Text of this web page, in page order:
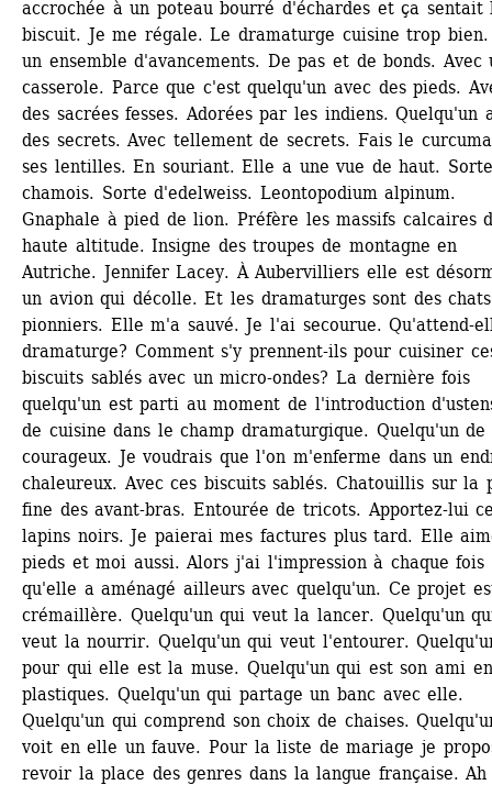
accrochée à un poteau bourré d'échardes et ça sentait
biscuit. Je me régale. Le dramaturge cuisine trop bien.
un ensemble d'avancements. De pas et de bonds. Avec
casserole. Parce que c'est quelqu'un avec des pieds.
des sacrées fesses. Adorées par les indiens. Quelqu'un
des secrets. Avec tellement de secrets. Fais le
ses lentilles. En souriant. Elle a une vue de haut.
chamois. Sorte d'edelweiss. Leontopodium alpinum.
Gnaphale à pied de lion. Préfère les massifs calcaires
haute altitude. Insigne des troupes de montagne en
Autriche. Jennifer Lacey. À Aubervilliers elle est
un avion qui décolle. Et les dramaturges sont des
pionniers. Elle m'a sauvé. Je l'ai secourue. Qu'attend-
dramaturge? Comment s'y prennent-ils pour cuisiner
biscuits sablés avec un micro-ondes? La dernière fois
quelqu'un est parti au moment de l'introduction
de cuisine dans le champ dramaturgique. Quelqu'un
courageux. Je voudrais que l'on m'enferme dans un
chaleureux. Avec ces biscuits sablés. Chatouillis sur la
fine des avant-bras. Entourée de tricots. Apportez-lui
lapins noirs. Je paierai mes factures plus tard. Elle
pieds et moi aussi. Alors j'ai l'impression à chaque fois
qu'elle a aménagé ailleurs avec quelqu'un. Ce projet
crémaillère. Quelqu'un qui veut la lancer. Quelqu'un
veut la nourrir. Quelqu'un qui veut l'entourer.
pour qui elle est la muse. Quelqu'un qui est son ami
plastiques. Quelqu'un qui partage un banc avec elle.
Quelqu'un qui comprend son choix de chaises.
voit en elle un fauve. Pour la liste de mariage je
revoir la place des genres dans la langue française. Ah